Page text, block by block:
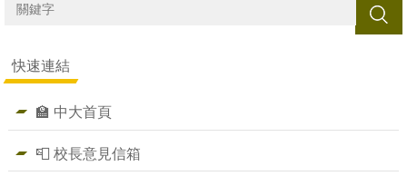
搜尋
快速連結
🏫 中大首頁
📮 校長意見信箱